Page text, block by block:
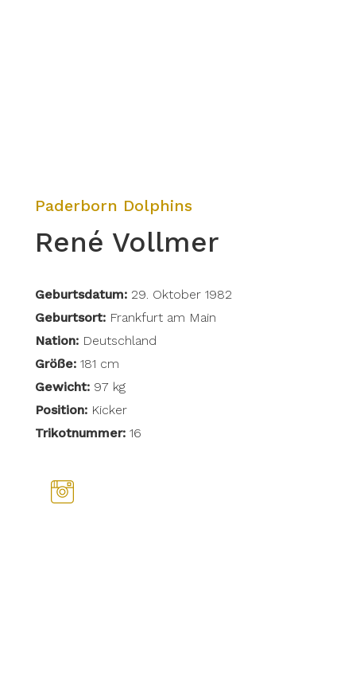
Paderborn Dolphins
René Vollmer
Geburtsdatum: 29. Oktober 1982
Geburtsort: Frankfurt am Main
Nation:Deutschland
Größe:181 cm
Gewicht:97 kg
Position:Kicker
Trikotnummer: 16